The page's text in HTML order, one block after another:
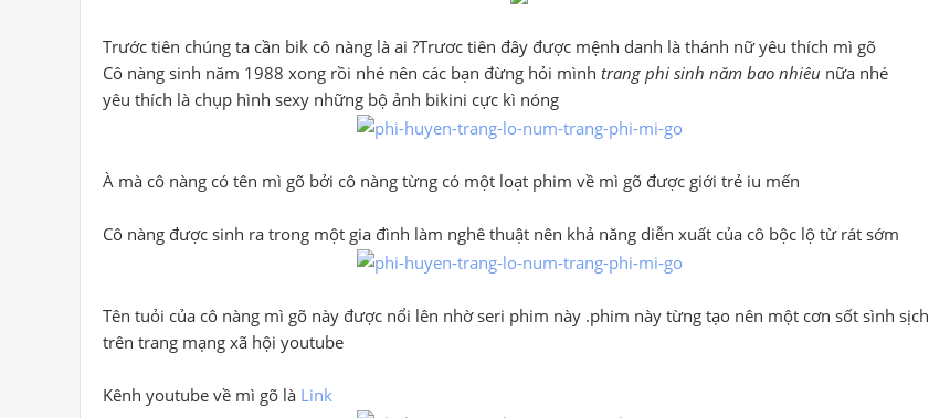
Trước tiên chúng ta cần bik cô nàng là ai ?Trươc tiên đây được mệnh danh là thánh nữ yêu thích mì gõ
Cô nàng sinh năm 1988 xong rồi nhé nên các bạn đừng hỏi mình trang phi sinh năm bao nhiêu nữa nhé
yêu thích là chụp hình sexy những bộ ảnh bikini cực kì nóng
À mà cô nàng có tên mì gõ bởi cô nàng từng có một loạt phim về mì gõ được giới trẻ iu mến
Cô nàng được sinh ra trong một gia đình làm nghê thuật nên khả năng diễn xuất của cô bộc lộ từ rát sớm
Tên tuỏi của cô nàng mì gõ này được nổi lên nhờ seri phim này .phim này từng tạo nên một cơn sốt sình sịch
trên trang mạng xã hội youtube
Kênh youtube về mì gõ là Link